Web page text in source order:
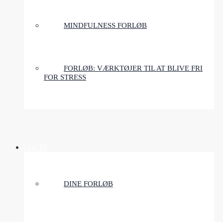
MINDFULNESS FORLØB
FORLØB: VÆRKTØJER TIL AT BLIVE FRI
FOR STRESS
DINE FORLØB